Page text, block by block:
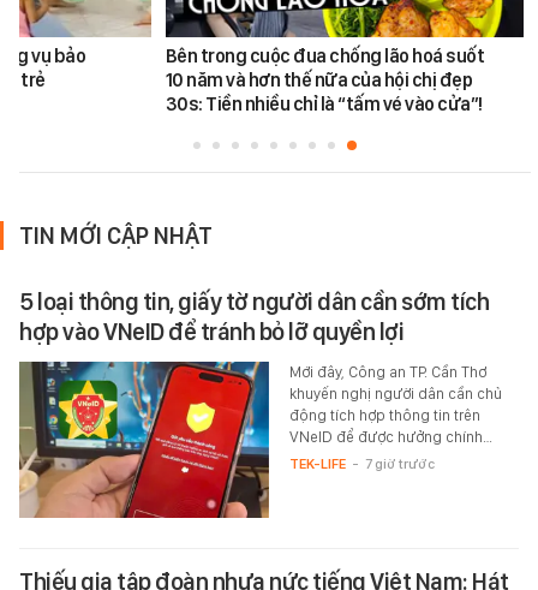
vụ bảo
trẻ
Bên trong cuộc đua chống lão hoá suốt
10 năm và hơn thế nữa của hội chị đẹp
30s: Tiền nhiều chỉ là “tấm vé vào cửa”!
TIN MỚI CẬP NHẬT
5 loại thông tin, giấy tờ người dân cần sớm tích
hợp vào VNeID để tránh bỏ lỡ quyền lợi
Mới đây, Công an TP. Cần Thơ
khuyến nghị người dân cần chủ
động tích hợp thông tin trên
VNeID để được hưởng chính…
TEK-LIFE - 7 giờ trước
Thiếu gia tập đoàn nhựa nức tiếng Việt Nam: Hát